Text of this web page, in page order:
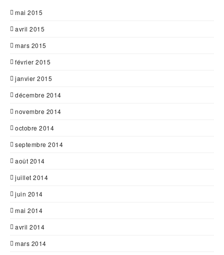
mai 2015
avril 2015
mars 2015
février 2015
janvier 2015
décembre 2014
novembre 2014
octobre 2014
septembre 2014
août 2014
juillet 2014
juin 2014
mai 2014
avril 2014
mars 2014